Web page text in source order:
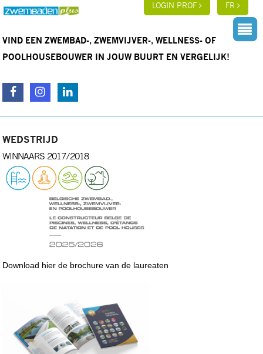
LOGIN PROF FR
VIND EEN ZWEMBAD-, ZWEMVIJVER-, WELLNESS- OF
POOLHOUSEBOUWER IN JOUW BUURT EN VERGELIJK!
WEDSTRIJD
WINNAARS 2017/2018
Download hier de brochure van de laureaten